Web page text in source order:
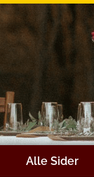
Alle Sider